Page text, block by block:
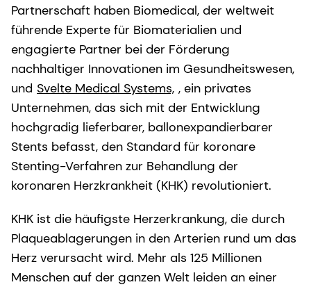
Partnerschaft haben Biomedical, der weltweit
führende Experte für Biomaterialien und
engagierte Partner bei der Förderung
nachhaltiger Innovationen im Gesundheitswesen,
und Svelte Medical Systems, , ein privates
Unternehmen, das sich mit der Entwicklung
hochgradig lieferbarer, ballonexpandierbarer
Stents befasst, den Standard für koronare
Stenting-Verfahren zur Behandlung der
koronaren Herzkrankheit (KHK) revolutioniert.
KHK ist die häufigste Herzerkrankung, die durch
Plaqueablagerungen in den Arterien rund um das
Herz verursacht wird. Mehr als 125 Millionen
Menschen auf der ganzen Welt leiden an einer